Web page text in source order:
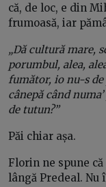
că, de loc, e din
frumoasă, iar
„Dă cultură mare,
porumbul, alea,
fumător, io nu-s de
cânepă când
de tutun?”
Păi chiar așa.
Florin ne spune
lângă Predeal. Nu